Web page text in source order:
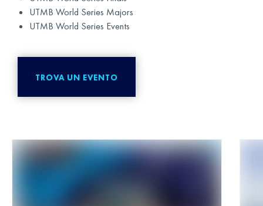
UTMB World Series Majors
UTMB World Series Events
TROVA UN EVENTO